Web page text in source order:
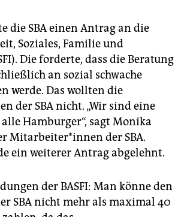
die SBA einen Antrag an die
Soziales, Familie und
Die forderte, dass die Beratung
an sozial schwache
werde. Das wollten die
der SBA nicht. „Wir sind eine
Hamburger“, sagt Monika
Mitarbeiter*innen der SBA.
ein weiterer Antrag abgelehnt.
der BASFI: Man könne den
SBA nicht mehr als maximal 40